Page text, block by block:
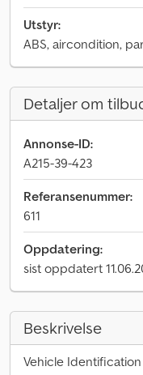
Utstyr:
ABS, aircondition,
Detaljer om
Annonse-ID:
A215-39-423
Referansenummer:
611
Oppdatering:
sist oppdatert
Beskrivelse
Vehicle Identification